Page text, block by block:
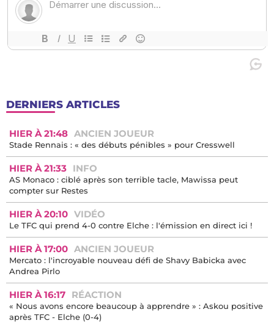
DERNIERS ARTICLES
HIER À 21:48 ANCIEN JOUEUR
Stade Rennais : « des débuts pénibles » pour Cresswell
HIER À 21:33 INFO
AS Monaco : ciblé après son terrible tacle, Mawissa peut
compter sur Restes
HIER À 20:10 VIDÉO
Le TFC qui prend 4-0 contre Elche : l'émission en direct ici !
HIER À 17:00 ANCIEN JOUEUR
Mercato : l'incroyable nouveau défi de Shavy Babicka avec
Andrea Pirlo
HIER À 16:17 RÉACTION
« Nous avons encore beaucoup à apprendre » : Askou positive
après TFC - Elche (0-4)